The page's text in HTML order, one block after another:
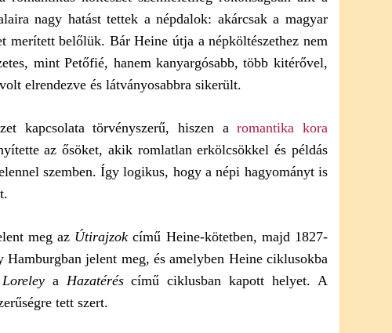
nagy hatást tettek a népdalok: akárcsak a magyar
merített belőlük. Bár Heine útja a népköltészethez nem
mint Petőfié, hanem kanyargósabb, több kitérővel,
elrendezve és látványosabbra sikerült.
kapcsolata törvényszerű, hiszen aromantika kora
az ősöket, akik romlatlan erkölcsökkel és példás
szemben. Így logikus, hogy a népi hagyományt is
meg az Útirajzok című Heine-kötetben, majd 1827-
Hamburgban jelent meg, és amelyben Heine ciklusokba
a Hazatéréscímű ciklusban kapott helyet. A
tett szert.